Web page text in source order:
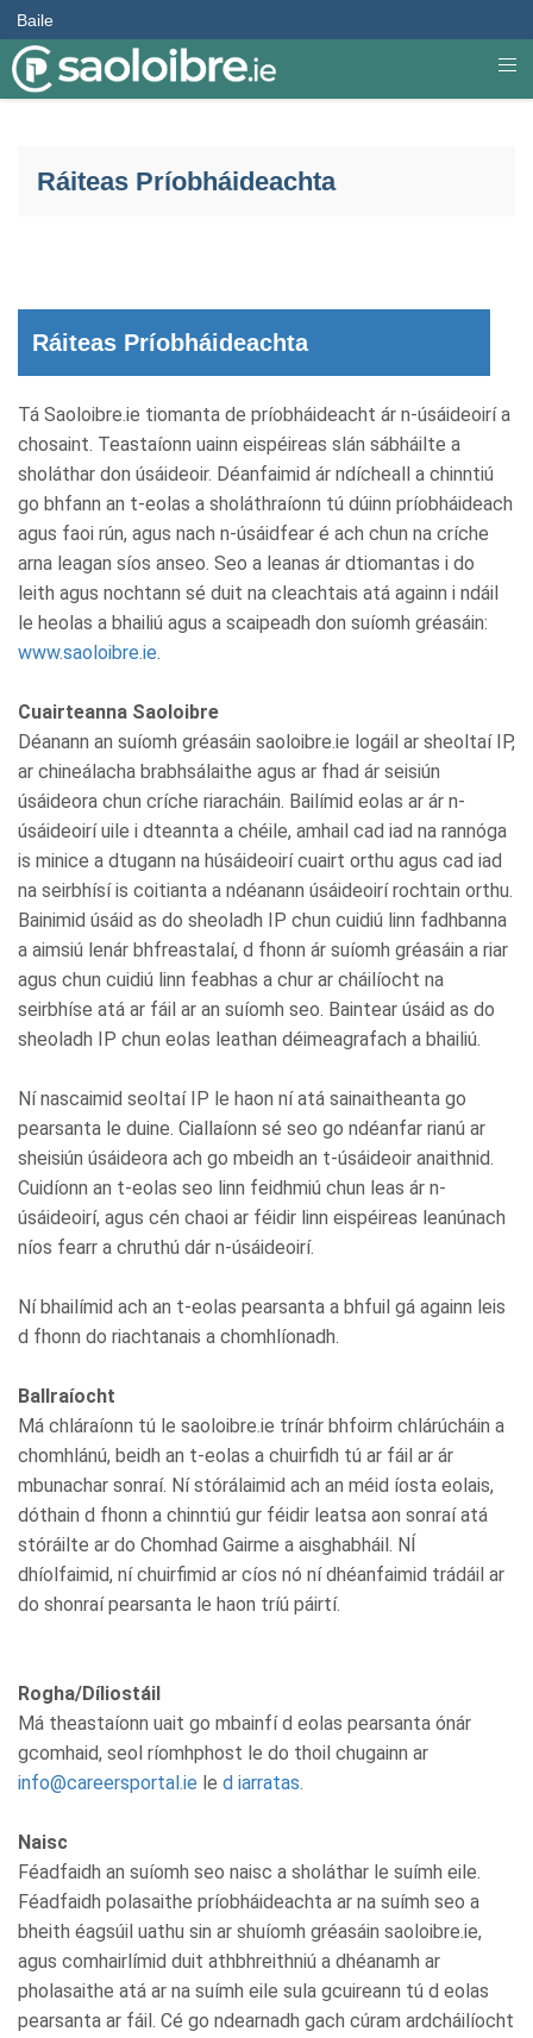
Baile
Ráiteas Príobháideachta
Ráiteas Príobháideachta
Tá Saoloibre.ie tiomanta de príobháideacht ár n-úsáideoirí a
chosaint. Teastaíonn uainn eispéireas slán sábháilte a
sholáthar don úsáideoir. Déanfaimid ár ndícheall a chinntiú
go bhfann an t-eolas a sholáthraíonn tú dúinn príobháideach
agus faoi rún, agus nach n-úsáidfear é ach chun na críche
arna leagan síos anseo. Seo a leanas ár dtiomantas i do
leith agus nochtann sé duit na cleachtais atá againn i ndáil
le heolas a bhailiú agus a scaipeadh don suíomh gréasáin:
www.saoloibre.ie.
Cuairteanna Saoloibre
Déanann an suíomh gréasáin saoloibre.ie logáil ar sheoltaí IP,
ar chineálacha brabhsálaithe agus ar fhad ár seisiún
úsáideora chun críche riaracháin. Bailímid eolas ar ár n-
úsáideoirí uile i dteannta a chéile, amhail cad iad na rannóga
is minice a dtugann na húsáideoirí cuairt orthu agus cad iad
na seirbhísí is coitianta a ndéanann úsáideoirí rochtain orthu.
Bainimid úsáid as do sheoladh IP chun cuidiú linn fadhbanna
a aimsiú lenár bhfreastalaí, d fhonn ár suíomh gréasáin a riar
agus chun cuidiú linn feabhas a chur ar cháilíocht na
seirbhíse atá ar fáil ar an suíomh seo. Baintear úsáid as do
sheoladh IP chun eolas leathan déimeagrafach a bhailiú.
Ní nascaimid seoltaí IP le haon ní atá sainaitheanta go
pearsanta le duine. Ciallaíonn sé seo go ndéanfar rianú ar
sheisiún úsáideora ach go mbeidh an t-úsáideoir anaithnid.
Cuidíonn an t-eolas seo linn feidhmiú chun leas ár n-
úsáideoirí, agus cén chaoi ar féidir linn eispéireas leanúnach
níos fearr a chruthú dár n-úsáideoirí.
Ní bhailímid ach an t-eolas pearsanta a bhfuil gá againn leis
d fhonn do riachtanais a chomhlíonadh.
Ballraíocht
Má chláraíonn tú le saoloibre.ie trínár bhfoirm chlárúcháin a
chomhlánú, beidh an t-eolas a chuirfidh tú ar fáil ar ár
mbunachar sonraí. Ní stórálaimid ach an méid íosta eolais,
dóthain d fhonn a chinntiú gur féidir leatsa aon sonraí atá
stóráilte ar do Chomhad Gairme a aisghabháil. NÍ
dhíolfaimid, ní chuirfimid ar cíos nó ní dhéanfaimid trádáil ar
do shonraí pearsanta le haon tríú páirtí.
Rogha/Díliostáil
Má theastaíonn uait go mbainfí d eolas pearsanta ónár
gcomhaid, seol ríomhphost le do thoil chugainn ar
info@careersportal.ie le d iarratas.
Naisc
Féadfaidh an suíomh seo naisc a sholáthar le suímh eile.
Féadfaidh polasaithe príobháideachta ar na suímh seo a
bheith éagsúil uathu sin ar shuíomh gréasáin saoloibre.ie,
agus comhairlímid duit athbhreithniú a dhéanamh ar
pholasaithe atá ar na suímh eile sula gcuireann tú d eolas
pearsanta ar fáil. Cé go ndearnadh gach cúram ardcháilíocht